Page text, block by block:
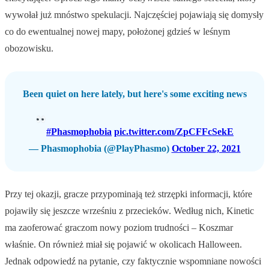
wywołał już mnóstwo spekulacji. Najczęściej pojawiają się domysły
co do ewentualnej nowej mapy, położonej gdzieś w leśnym
obozowisku.
Been quiet on here lately, but here's some exciting news
#Phasmophobia pic.twitter.com/ZpCFFcSekE
— Phasmophobia (@PlayPhasmo) October 22, 2021
Przy tej okazji, gracze przypominają też strzępki informacji, które
pojawiły się jeszcze wrześniu z przecieków. Według nich, Kinetic
ma zaoferować graczom nowy poziom trudności – Koszmar
właśnie. On również miał się pojawić w okolicach Halloween.
Jednak odpowiedź na pytanie, czy faktycznie wspomniane nowości